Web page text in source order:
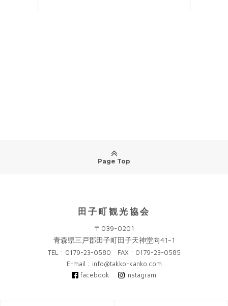
Page Top
田子町観光協会
〒039-0201
青森県三戸郡田子町田子天神堂向41-1
TEL : 0179-23-0580 FAX : 0179-23-0585
E-mail : info@takko-kanko.com
facebook
instagram